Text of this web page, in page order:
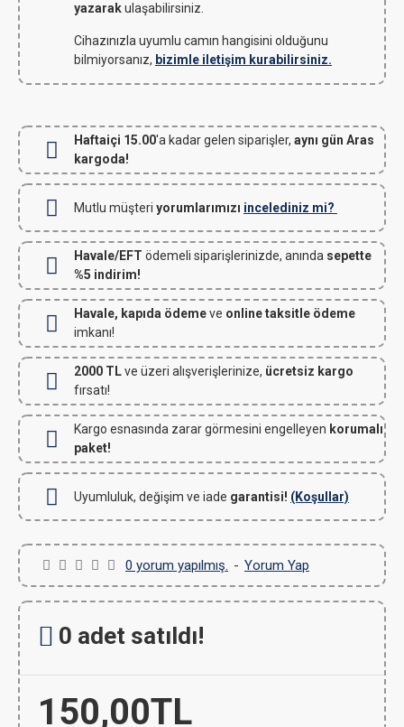
yazarakulaşabilirsiniz.
Cihazınızla uyumlu camın hangisini olduğunu
bilmiyorsanız, bizimle iletişim kurabilirsiniz.
Haftaiçi 15.00'a kadar gelen siparişler, aynı gün Aras
kargoda!
Mutlu müşteri yorumlarımızı incelediniz mi?
Havale/EFT ödemeli siparişlerinizde, anında sepette
%5 indirim!
Havale, kapıda ödemeve online taksitle ödeme
imkanı!
2000 TLve üzeri alışverişlerinize, ücretsiz kargo
fırsatı!
Kargo esnasında zarar görmesini engelleyen korumalı
paket!
Uyumluluk, değişim ve iade garantisi! (Koşullar)
0 yorum yapılmış. - Yorum Yap
150,00TL
0 adet satıldı!